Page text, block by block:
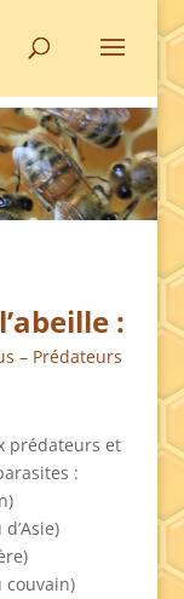
:
– Prédateurs
prédateurs et
:
couvain)